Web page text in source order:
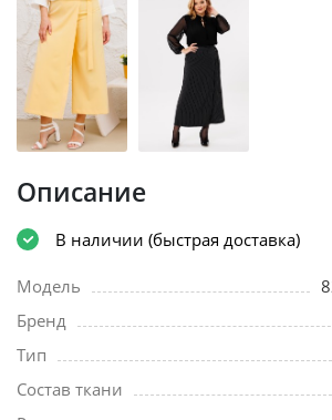
Описание
В наличии (быстрая доставка)
Модель
Бренд
Тип
Состав ткани